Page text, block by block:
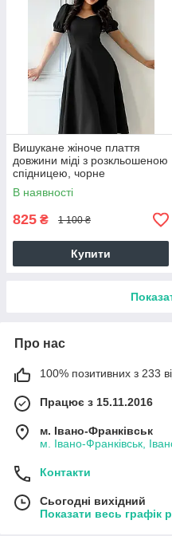
Вишукане жіноче плаття
довжини міді з розкльошеною
спідницею, чорне
В наявності
825 ₴ 1 100 ₴
Купити
Про нас
100% позитивних з 233
Працює з 15.11.2016
м. Івано-Франківськ
м. Івано-Франківськ,
Контакти
Сьогодні вихідний
Показати весь графік